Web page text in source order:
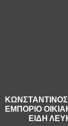
ΕΜΠΟΡΙΟ
ΕΙΔΗ